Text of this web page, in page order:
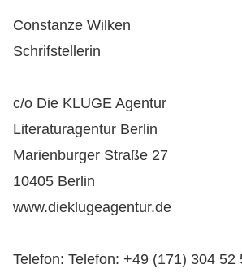
Constanze Wilken
Schrifstellerin
c/o Die KLUGE Agentur
Literaturagentur Berlin
Marienburger Straße 27
10405 Berlin
www.dieklugeagentur.de
Telefon: Telefon: +49 (171) 304 52